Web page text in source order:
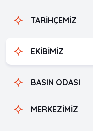
TARİHÇEMİZ
EKİBİMİZ
BASIN ODASI
MERKEZİMİZ